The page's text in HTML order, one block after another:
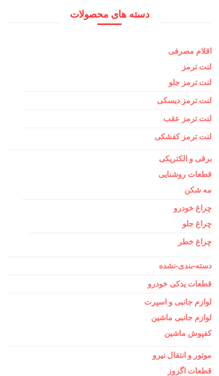
دسته های محصولات
اقلام مصرفی
لنت ترمز
لنت ترمز جلو
لنت ترمز دیسکی
لنت ترمز عقب
لنت ترمز کفشکی
برقی و الکتریکی
قطعات روشنایی
مه شکن
چراغ خودرو
چراغ جلو
چراغ خطر
دسته-بندی-نشده
قطعات یدکی خودرو
لوازم جانبی و اسپرت
لوازم جانبی ماشین
کفپوش ماشین
موتور و انتقال نیرو
قطعات اگزوز